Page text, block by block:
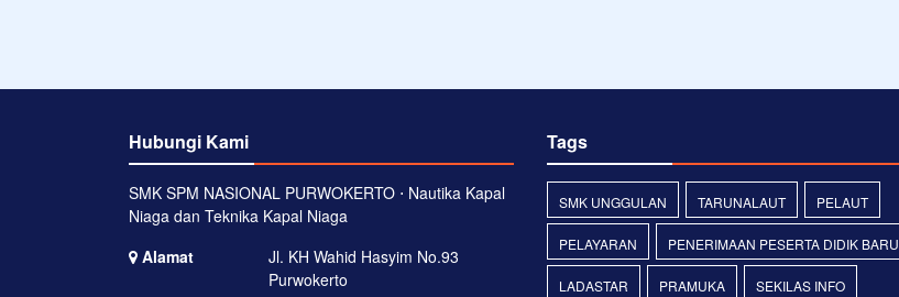
Hubungi Kami
SMK SPM NASIONAL PURWOKERTO ⋅ Nautika Kapal
Niaga dan Teknika Kapal Niaga
Alamat
Jl. KH Wahid Hasyim No.93
Purwokerto
Tags
SMK UNGGULAN TARUNALAUT PELAUT
PELAYARAN PENERIMAAN PESERTA DIDIK BARU
LADASTAR PRAMUKA SEKILAS INFO